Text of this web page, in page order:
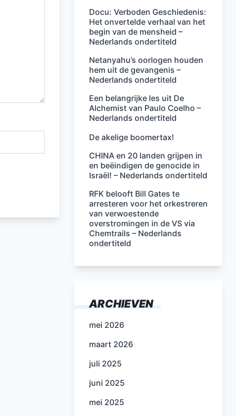
Docu: Verboden Geschiedenis:
Het onvertelde verhaal van het
begin van de mensheid –
Nederlands ondertiteld
Netanyahu’s oorlogen houden
hem uit de gevangenis –
Nederlands ondertiteld
Een belangrijke les uit De
Alchemist van Paulo Coelho –
Nederlands ondertiteld
De akelige boomertax!
CHINA en 20 landen grijpen in
en beëindigen de genocide in
Israël! – Nederlands ondertiteld
RFK belooft Bill Gates te
arresteren voor het orkestreren
van verwoestende
overstromingen in de VS via
Chemtrails – Nederlands
ondertiteld
ARCHIEVEN
mei 2026
maart 2026
juli 2025
juni 2025
mei 2025